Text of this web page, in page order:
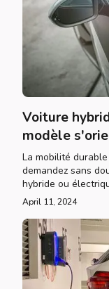
Voiture
modèle
La mobilité
demandez sans
hybride ou
April 11, 2024